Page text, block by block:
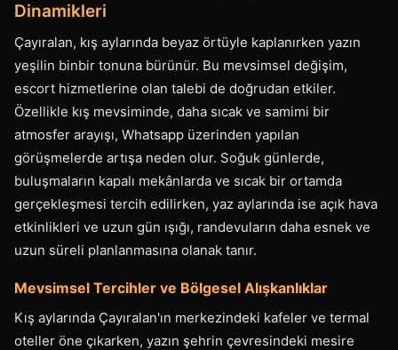
Dinamikleri
Çayıralan, kış aylarında beyaz örtüyle kaplanırken yazın
yeşilin binbir tonuna bürünür. Bu mevsimsel değişim,
escort hizmetlerine olan talebi de doğrudan etkiler.
Özellikle kış mevsiminde, daha sıcak ve samimi bir
atmosfer arayışı, Whatsapp üzerinden yapılan
görüşmelerde artışa neden olur. Soğuk günlerde,
buluşmaların kapalı mekânlarda ve sıcak bir ortamda
gerçekleşmesi tercih edilirken, yaz aylarında ise açık hava
etkinlikleri ve uzun gün ışığı, randevuların daha esnek ve
uzun süreli planlanmasına olanak tanır.
Mevsimsel Tercihler ve Bölgesel Alışkanlıklar
Kış aylarında Çayıralan'ın merkezindeki kafeler ve termal
oteller öne çıkarken, yazın şehrin çevresindeki mesire